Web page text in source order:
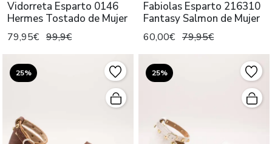
Vidorreta Esparto 0146
Hermes Tostado de Mujer
79,95€ 99,9€
Fabiolas Esparto 216310
Fantasy Salmon de Mujer
60,00€ 79,95€
25% 25%